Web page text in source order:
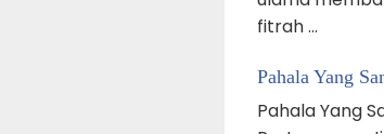
fitrah …
Pahala Yang
Pahala Yang